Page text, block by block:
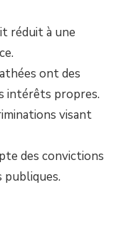
réduit à une
ont des
intérêts propres.
visant
des convictions
publiques.